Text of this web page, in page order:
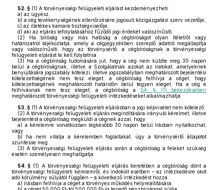
52. § (1) A törvényességi felügyeleti eljárást kezdeményezheti:
a) az ügyész,
b) a cég tevékenységének ellenőrzésére jogosult közigazgatási szerv vezetője,
c) az illetékes kamara tisztségviselője,
d) aki az eljárás lefolytatásához fűződő jogi érdekét valószínűsíti.
(2) Ha bíróság vagy más hatóság a cégbíróságot olyan ítéletről vagy
határozatról tájékoztatja, amely a cégjegyzékben szereplő adatról megállapítja
vagy valószínűsíti, hogy az törvénysértő, a cégbíróságnak a törvényességi
felügyeleti eljárást le kell folytatnia.
(3) Ha a cégbíróság tudomására jut, hogy a cég nem küldte meg 30 napon
belül a cégbíróságnak, illetve a Szolgálatnak azokat az iratokat, amelyeknek
benyújtására jogszabály kötelezi, illetve jogszabályban meghatározott bejelentési
kötelezettségének nem tesz eleget, a cégbíróság felhívja a céget, hogy
kötelezettségének meghatározott határidőn belül tegyen eleget. Ha a cég e
felhívásnak nem tesz eleget, a cégbíróság a 54. § (1) bekezdésében
meghatározott törvényességi felügyeleti intézkedéseket alkalmazhatja.
53. § (1) A törvényességi felügyeleti eljárásban a jogi képviselet nem kötelező.
(2) A törvényességi felügyeleti eljárás megindítására irányuló kérelmet, illetve
bejelentést a cégbíróság megküldi a cégnek azzal, hogy
a) a kérelemre vonatkozóan legkésőbb 30 napon belül írásban nyilatkozhat,
vagy
b) ha nem vitatja a kérelemben foglaltakat, úgy a törvénysértő állapotot
szüntesse meg.
(3) A törvényességi felügyeleti eljárás során a cégbíróság a feleket szükség
esetén személyesen meghallgatja.
54. § (1) A törvényességi felügyeleti eljárás keretében a cégbíróság dönt a
törvényességi felügyeleti kérelemről, és indokolt esetben – az intézkedésre okot
adó körülmény súlyától függően – a következő intézkedést hozza:
a) írásban felhívja a céget a törvényes működés helyreállítására,